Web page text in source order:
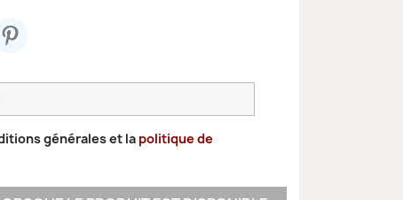
générales et la politique de